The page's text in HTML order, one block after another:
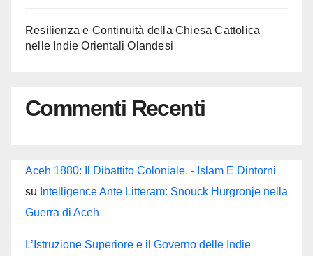
Resilienza e Continuità della Chiesa Cattolica
nelle Indie Orientali Olandesi
Commenti Recenti
Aceh 1880: Il Dibattito Coloniale. - Islam E Dintorni
su Intelligence Ante Litteram: Snouck Hurgronje nella
Guerra di Aceh
L’Istruzione Superiore e il Governo delle Indie